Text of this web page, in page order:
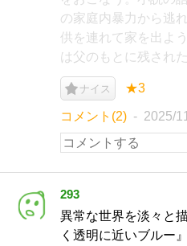
の家庭内暴力から逃
供を連れて家を出よ
は父のもとに残された
ナイス ★3
コメント(2) 2025/
293
異常な世界を淡々と
く透明に近いブルー